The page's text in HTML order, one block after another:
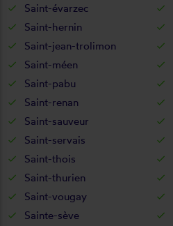
Saint-évarzec
Saint-hernin
Saint-jean-trolimon
Saint-méen
Saint-pabu
Saint-renan
Saint-sauveur
Saint-servais
Saint-thois
Saint-thurien
Saint-vougay
Sainte-sève